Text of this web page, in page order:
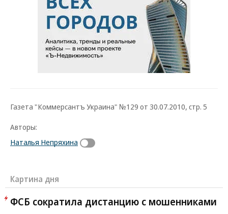
Газета "Коммерсантъ Украина" №129 от 30.07.2010, стр. 5
Авторы:
Наталья Непряхина
Картина дня
ФСБ сократила дистанцию с мошенниками